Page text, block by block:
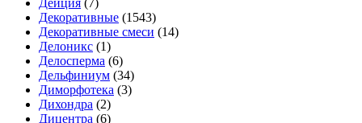
Декоративные (1543)
Декоративные смеси (14)
Делоникс (1)
Делосперма (6)
Дельфиниум (34)
Диморфотека (3)
Дихондра (2)
Дицентра (6)